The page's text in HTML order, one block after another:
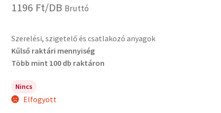
1196 Ft/DB Bruttó
Szerelési, szigetelő és csatlakozó anyagok
Kűlső raktári mennyiség
Több mint 100 db raktáron
Nincs
Elfogyott